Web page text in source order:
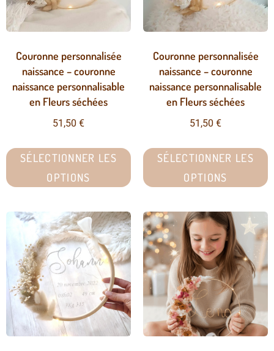
Couronne personnalisée
naissance – couronne
naissance personnalisable
en Fleurs séchées
51,50 €
SÉLECTIONNER LES
OPTIONS
Couronne personnalisée
naissance – couronne
naissance personnalisable
en Fleurs séchées
51,50 €
SÉLECTIONNER LES
OPTIONS